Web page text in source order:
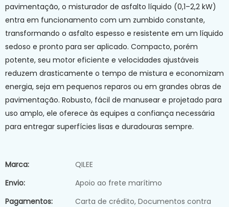
pavimentação, o misturador de asfalto líquido (0,1–2,2 kW)
entra em funcionamento com um zumbido constante,
transformando o asfalto espesso e resistente em um líquido
sedoso e pronto para ser aplicado. Compacto, porém
potente, seu motor eficiente e velocidades ajustáveis ​​
reduzem drasticamente o tempo de mistura e economizam
energia, seja em pequenos reparos ou em grandes obras de
pavimentação. Robusto, fácil de manusear e projetado para
uso amplo, ele oferece às equipes a confiança necessária
para entregar superfícies lisas e duradouras sempre.
Marca:
QILEE
Envio:
Apoio ao frete marítimo
Pagamentos:
Carta de crédito, Documentos contra